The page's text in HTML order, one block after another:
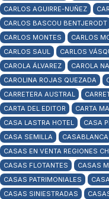
CARLOS AGUIRRE-NUÑEZ
CARLOS BASCOU BENTJERODT
CARLOS MONTES
CARLOS
CARLOS SAUL
CARLOS
CAROLA ÁLVAREZ
CAROLA
CAROLINA ROJAS QUEZADA
CARRETERA AUSTRAL
CARTA DEL EDITOR
CARTA
CASA LASTRA HOTEL
CASA
CASA SEMILLA
CASABLANCA
CASAS EN VENTA REGIONES
CASAS FLOTANTES
CASAS
CASAS PATRIMONIALES
CASAS SINIESTRADAS